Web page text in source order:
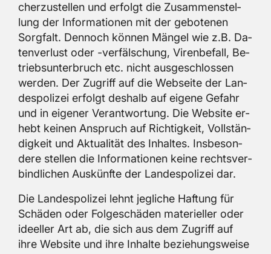
cher­zu­stel­len und er­folgt die Zu­sam­men­stel­
lung der In­for­ma­tio­nen mit der ge­bo­te­nen
Sorg­falt. Den­noch kön­nen Män­gel wie z.B. Da­
ten­ver­lust oder -ver­fäl­schung, Vi­ren­be­fall, Be­
triebs­un­ter­bruch etc. nicht aus­ge­schlos­sen
wer­den. Der Zu­griff auf die Web­sei­te der Lan­
des­po­li­zei er­folgt des­halb auf ei­ge­ne Ge­fahr
und in ei­ge­ner Ver­ant­wor­tung. Die Web­site er­
hebt kei­nen An­spruch auf Rich­tig­keit, Voll­stän­
dig­keit und Ak­tua­li­tät des In­hal­tes. Ins­be­son­
de­re stel­len die In­for­ma­tio­nen keine rechts­ver­
bind­li­chen Aus­künf­te der Lan­des­po­li­zei dar.
Die Lan­des­po­li­zei lehnt jeg­li­che Haf­tung für
Schä­den oder Fol­ge­schä­den ma­te­ri­el­ler oder
ide­el­ler Art ab, die sich aus dem Zu­griff auf
ihre Web­site und ihre In­hal­te be­zie­hungs­wei­se